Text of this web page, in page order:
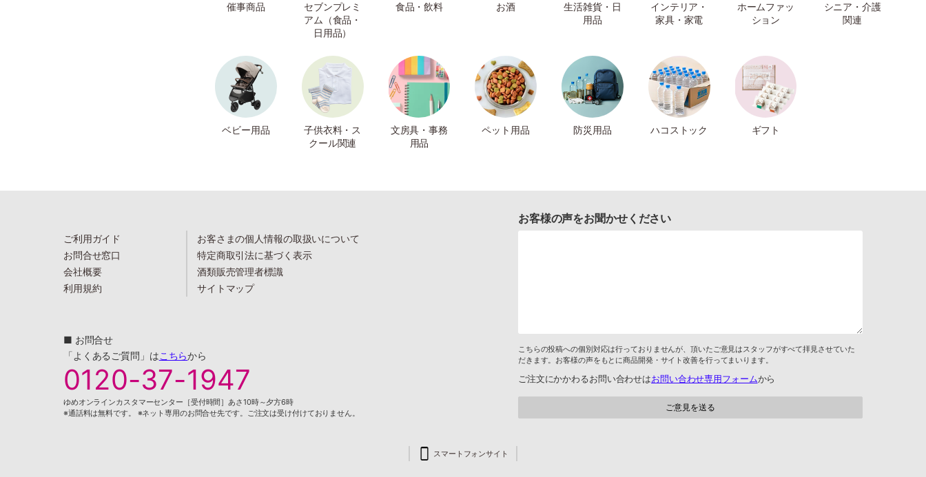
催事商品
セブンプレミ
アム（食品・
日用品）
食品・飲料 お酒
生活雑貨・日
用品
インテリア・
家具・家電
ホームファッ
ション
シニア・介護
関連
ベビー用品
子供衣料・ス
クール関連
文房具・事務
用品
ペット用品 防災用品 ハコストック ギフト
ご利用ガイド
お問合せ窓口
会社概要
利用規約
お客さまの個人情報の取扱いについて
特定商取引法に基づく表示
酒類販売管理者標識
サイトマップ
■ お問合せ
「よくあるご質問」はこちらから
0120-37-1947
ゆめオンラインカスタマーセンター［受付時間］あさ10時～夕方6時
※通話料は無料です。 ※ネット専用のお問合せ先です。ご注文は受け付けておりません。
お客様の声をお聞かせください
こちらの投稿への個別対応は行っておりませんが、頂いたご意見はスタッフがすべて拝見させていた
だきます。お客様の声をもとに商品開発・サイト改善を行ってまいります。
ご注文にかかわるお問い合わせはお問い合わせ専用フォームから
スマートフォンサイト